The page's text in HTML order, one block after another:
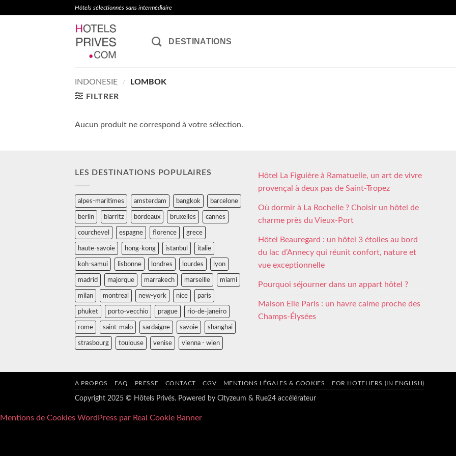
Hôtels sélectionnés sans intermédiaire
DESTINATIONS
INDONESIE /
LOMBOK
FILTRER
Aucun produit ne correspond à votre sélection.
LES DESTINATIONS POPULAIRES
alpes-maritimes amsterdam bangkok barcelone
berlin biarritz bordeaux bruxelles cannes
courchevel espagne florence grece
haute-savoie hong-kong istanbul italie
koh-samui lisbonne londres lourdes lyon
madrid majorque marrakech marseille miami
milan montreal new-york nice paris
phuket porto-vecchio prague rio-de-janeiro
rome saint-malo sardaigne savoie shanghai
strasbourg toulouse venise vienna - wien
Hôtel La Figuière à Ramatuelle, un art de vivre
provençal à deux pas de Saint-Tropez
Où dormir à La Rochelle ? Choisir un hôtel de
charme près du Vieux-Port
Hôtel Beauregard : un hôtel 3 étoiles au bord
du lac d’Annecy qui réunit confort, nature et
vue exceptionnelle
Pourquoi séjourner dans un appart hôtel ?
Maison Elle Paris : un havre calme proche des
Champs-Élysées
A PROPOS FAQ PRESSE CONTACT CGV MENTIONS LÉGALES & COOKIES FOR HOTELIERS (IN ENGLISH)
Copyright 2025 © Hôtels Privés. Powered by Cityzeum & Rue24 accélérateur
Mentions de Cookies WordPress par Real Cookie Banner